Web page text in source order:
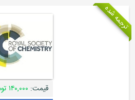
قیمت:۱۴۰,۰۰۰ تومان